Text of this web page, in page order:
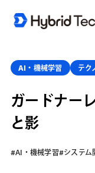
AI・機械学習 テク
ガードナー
と影
#AI・機械学習#システム